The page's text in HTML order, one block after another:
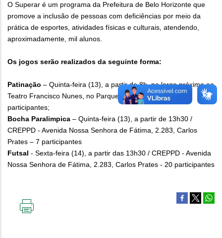
O Superar é um programa da Prefeitura de Belo Horizonte que
promove a inclusão de pessoas com deficiências por meio da
prática de esportes, atividades físicas e culturais, atendendo,
aproximadamente, mil alunos.
Os jogos serão realizados da seguinte forma:
Patinação – Quinta-feira (13), a partir de 8h, no largo próximo ao
Teatro Francisco Nunes, no Parque Municipal, com 15
participantes;
Bocha Paralimpica – Quinta-feira (13), a partir de 13h30 /
CREPPD - Avenida Nossa Senhora de Fátima, 2.283, Carlos
Prates – 7 participantes
Futsal - Sexta-feira (14), a partir das 13h30 / CREPPD - Avenida
Nossa Senhora de Fátima, 2.283, Carlos Prates - 20 participantes